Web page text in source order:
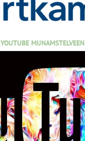
YOUTUBE MIJNAMSTELVEEN